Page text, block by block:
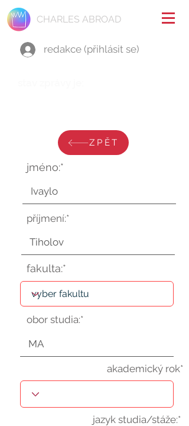
CHARLES ABROAD
redakce (přihlásit se)
ZPĚT
jméno:*
příjmení:*
fakulta:*
obor studia:*
akademický rok*
jazyk studia/stáže:*